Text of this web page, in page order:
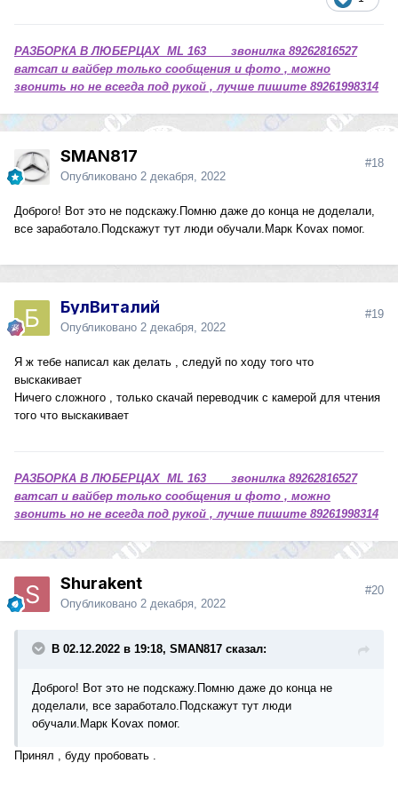
РАЗБОРКА В ЛЮБЕРЦАХ ML 163 звонилка 89262816527
ватсап и вайбер только сообщения и фото , можно
звонить но не всегда под рукой , лучше пишите 89261998314
SMAN817
Опубликовано 2 декабря, 2022
#18
Доброго! Вот это не подскажу.Помню даже до конца не доделали,
все заработало.Подскажут тут люди обучали.Марк Kovax помог.
БулВиталий
Опубликовано 2 декабря, 2022
#19
Я ж тебе написал как делать , следуй по ходу того что
выскакивает
Ничего сложного , только скачай переводчик с камерой для чтения
того что выскакивает
РАЗБОРКА В ЛЮБЕРЦАХ ML 163 звонилка 89262816527
ватсап и вайбер только сообщения и фото , можно
звонить но не всегда под рукой , лучше пишите 89261998314
Shurakent
Опубликовано 2 декабря, 2022
#20
В 02.12.2022 в 19:18, SMAN817 сказал:
Доброго! Вот это не подскажу.Помню даже до конца не
доделали, все заработало.Подскажут тут люди
обучали.Марк Kovax помог.
Принял , буду пробовать .